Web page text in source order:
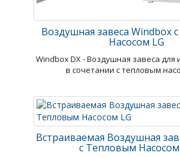
Воздушная завеса Windbox
Насосом LG
Windbox DX - Воздушная завеса для
в сочетании с тепловым
Встраиваемая Воздушная
с Тепловым Насосом